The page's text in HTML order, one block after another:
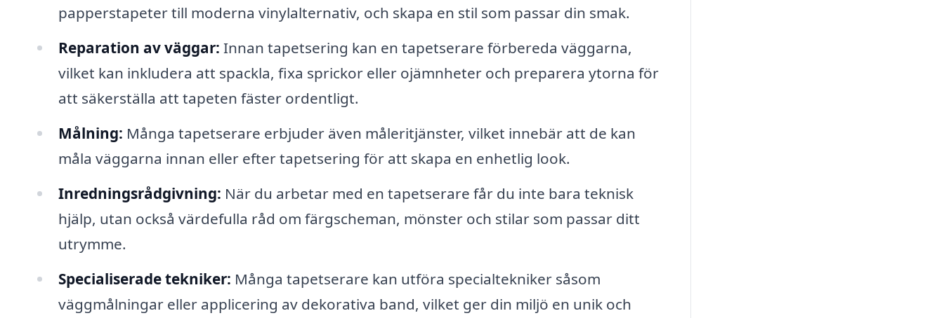
papperstapeter till moderna vinylalternativ, och skapa en stil som passar din smak.
Reparation av väggar: Innan tapetsering kan en tapetserare förbereda väggarna,
vilket kan inkludera att spackla, fixa sprickor eller ojämnheter och preparera ytorna för
att säkerställa att tapeten fäster ordentligt.
Målning: Många tapetserare erbjuder även måleritjänster, vilket innebär att de kan
måla väggarna innan eller efter tapetsering för att skapa en enhetlig look.
Inredningsrådgivning: När du arbetar med en tapetserare får du inte bara teknisk
hjälp, utan också värdefulla råd om färgscheman, mönster och stilar som passar ditt
utrymme.
Specialiserade tekniker: Många tapetserare kan utföra specialtekniker såsom
väggmålningar eller applicering av dekorativa band, vilket ger din miljö en unik och